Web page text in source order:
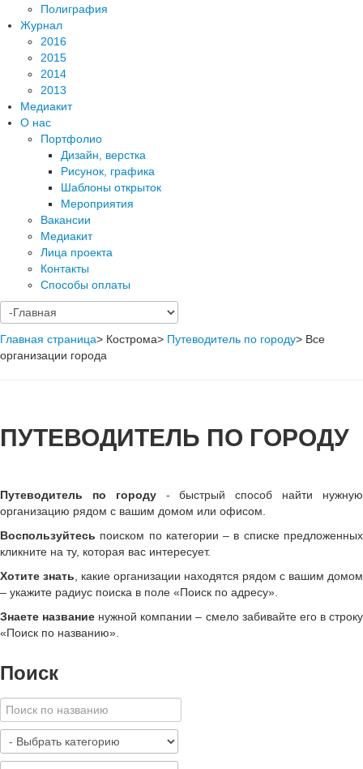
Полиграфия
Журнал
2016
2015
2014
2013
Медиакит
О нас
Портфолио
Дизайн, верстка
Рисунок, графика
Шаблоны открыток
Мероприятия
Вакансии
Медиакит
Лица проекта
Контакты
Способы оплаты
Главная страница> Кострома> Путеводитель по городу> Все
организации города
ПУТЕВОДИТЕЛЬ ПО ГОРОДУ
Путеводитель по городу- быстрый способ найти нужную
организацию рядом с вашим домом или офисом.
Воспользуйтесь поиском по категории – в списке предложенных
кликните на ту, которая вас интересует.
Хотите знать , какие организации находятся рядом с вашим домом
– укажите радиус поиска в поле «Поиск по адресу».
Знаете название нужной компании – смело забивайте его в строку
«Поиск по названию»
Поиск